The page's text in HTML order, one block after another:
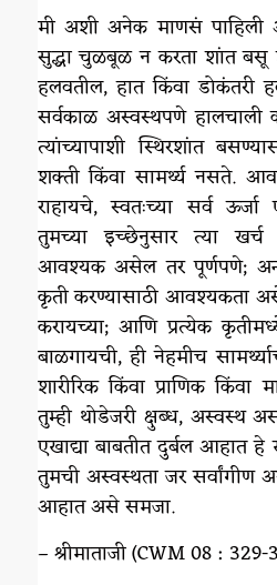
मी अशी अनेक माणसं पाहिली
सुद्धा चुळबूळ न करता शांत बसू
हलवतील, हात किंवा डोकंतरी
सर्वकाळ अस्वस्थपणे हालचाली
त्यांच्यापाशी स्थिरशांत
शक्ती किंवा सामर्थ्य नसते.
राहायचे, स्वतःच्या सर्व
तुमच्या इच्छेनुसार त्या खर्च
आवश्यक असेल तर पूर्णपणे;
कृती करण्यासाठी आवश्यकता
करायच्या; आणि प्रत्येक
बाळगायची, ही नेहमीच
शारीरिक किंवा प्राणिक
तुम्ही थोडेजरी क्षुब्ध, अस्वस्थ
एखाद्या बाबतीत दुर्बल आहात
तुमची अस्वस्थता जर सर्वांगीण
आहात असे समजा.
– श्रीमाताजी (CWM 08 : 329-